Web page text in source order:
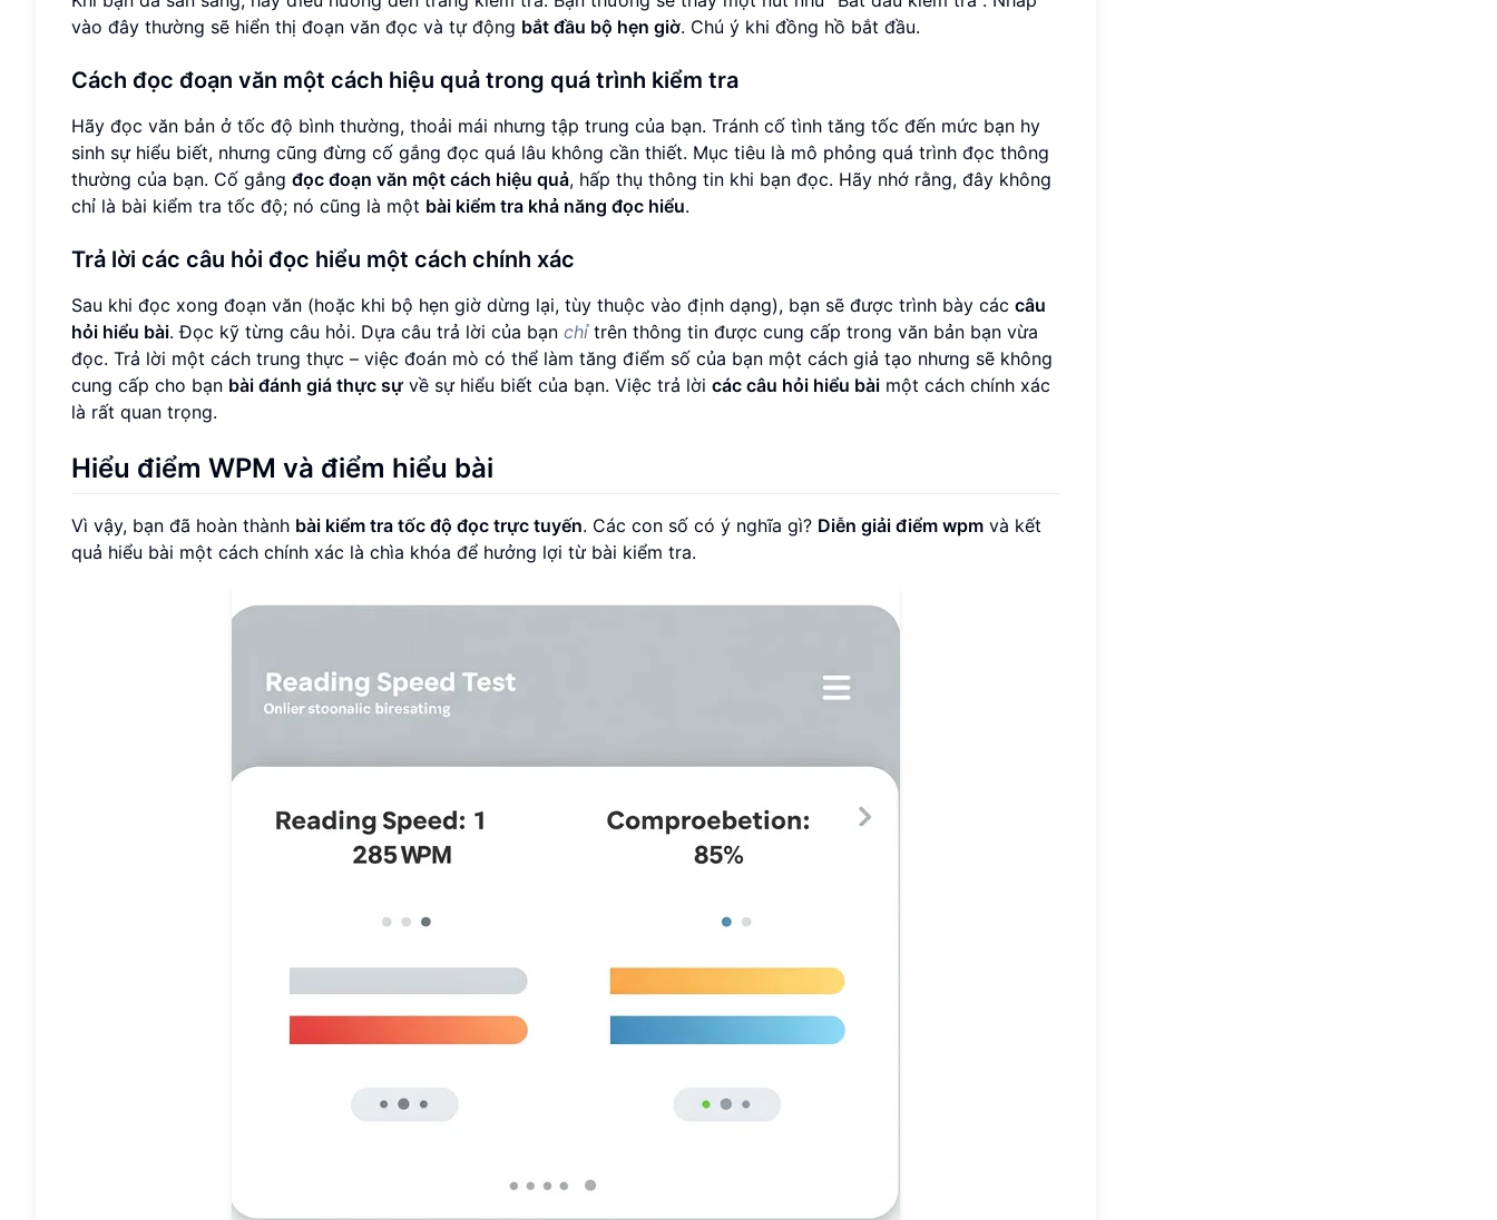
vào đây thường sẽ hiển thị đoạn văn đọc và tự động bắt đầu bộ hẹn giờ. Chú ý khi đồng hồ bắt đầu.
Cách đọc đoạn văn một cách hiệu quả trong quá trình kiểm tra
Hãy đọc văn bản ở tốc độ bình thường, thoải mái nhưng tập trung của bạn. Tránh cố tình tăng tốc đến mức bạn hy
sinh sự hiểu biết, nhưng cũng đừng cố gắng đọc quá lâu không cần thiết. Mục tiêu là mô phỏng quá trình đọc thông
thường của bạn. Cố gắng đọc đoạn văn một cách hiệu quả, hấp thụ thông tin khi bạn đọc. Hãy nhớ rằng, đây không
chỉ là bài kiểm tra tốc độ; nó cũng là một bài kiểm tra khả năng đọc hiểu.
Trả lời các câu hỏi đọc hiểu một cách chính xác
Sau khi đọc xong đoạn văn (hoặc khi bộ hẹn giờ dừng lại, tùy thuộc vào định dạng), bạn sẽ được trình bày các câu
hỏi hiểu bài. Đọc kỹ từng câu hỏi. Dựa câu trả lời của bạn chỉtrên thông tin được cung cấp trong văn bản bạn vừa
đọc. Trả lời một cách trung thực – việc đoán mò có thể làm tăng điểm số của bạn một cách giả tạo nhưng sẽ không
cung cấp cho bạn bài đánh giá thực sự về sự hiểu biết của bạn. Việc trả lời các câu hỏi hiểu bài một cách chính xác
là rất quan trọng.
Hiểu điểm WPM và điểm hiểu bài
Vì vậy, bạn đã hoàn thành bài kiểm tra tốc độ đọc trực tuyến. Các con số có ý nghĩa gì? Diễn giải điểm wpm và kết
quả hiểu bài một cách chính xác là chìa khóa để hưởng lợi từ bài kiểm tra.